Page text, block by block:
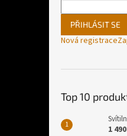
PŘIHLÁSIT SE
Nová registrace
Top 10
1